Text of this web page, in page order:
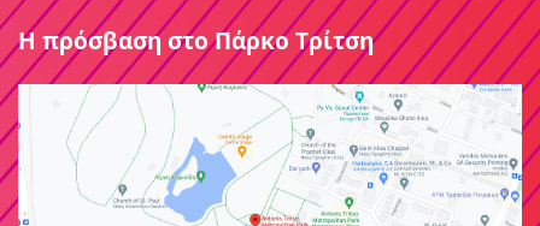
Η πρόσβαση στο Πάρκο Τρίτση